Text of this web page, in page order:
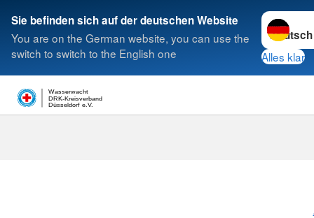
Sie befinden sich auf der deutschen Website
You are on the German website, you can use the
switch to switch to the English one
Sprache
Alles klar
Düsseldorf e.V.
DRK-Kreisverband
Wasserwacht
Suche